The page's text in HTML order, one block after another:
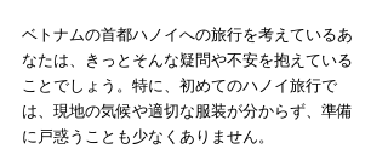
ベトナムの首都ハノイへの旅行を考えているあ
なたは、きっとそんな疑問や不安を抱えている
ことでしょう。特に、初めてのハノイ旅行で
は、現地の気候や適切な服装が分からず、準備
に戸惑うことも少なくありません。